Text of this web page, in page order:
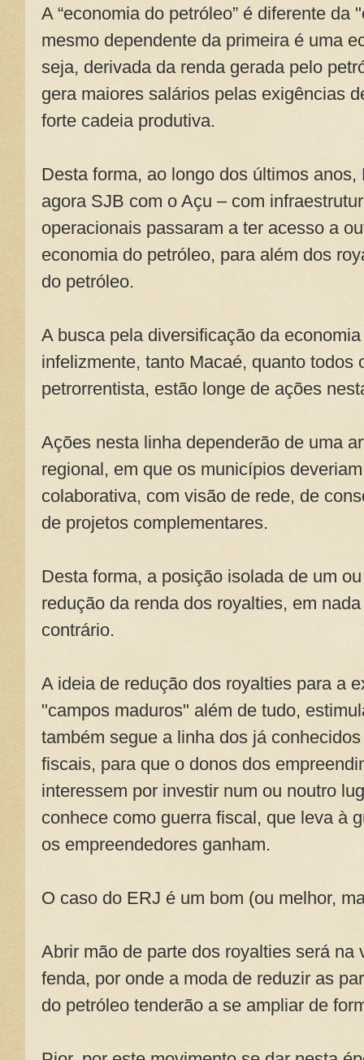
A “economia do petróleo” é diferente da
mesmo dependente da primeira é uma
seja, derivada da renda gerada pelo
gera maiores salários pelas exigências
forte cadeia produtiva.
Desta forma, ao longo dos últimos
agora SJB com o Açu – com
operacionais passaram a ter acesso a
economia do petróleo, para além dos
do petróleo.
A busca pela diversificação da
infelizmente, tanto Macaé, quanto todos
petrorrentista, estão longe de ações
Ações nesta linha dependerão de uma
regional, em que os municípios
colaborativa, com visão de rede, de
de projetos complementares.
Desta forma, a posição isolada de um
redução da renda dos royalties, em
contrário.
A ideia de redução dos royalties para a
"campos maduros" além de tudo,
também segue a linha dos já
fiscais, para que o donos dos
interessem por investir num ou noutro
conhece como guerra fiscal, que leva à
os empreendedores ganham.
O caso do ERJ é um bom (ou melhor,
Abrir mão de parte dos royalties será na
fenda, por onde a moda de reduzir as
do petróleo tenderão a se ampliar de